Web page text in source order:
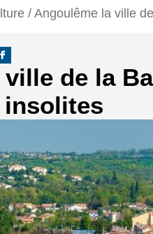
/ Angoulême la ville
de la